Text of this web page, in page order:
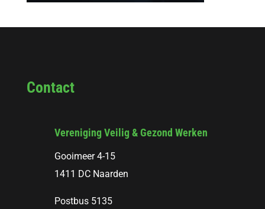
Contact
Vereniging Veilig & Gezond Werken
Gooimeer 4-15
1411 DC Naarden
Postbus 5135